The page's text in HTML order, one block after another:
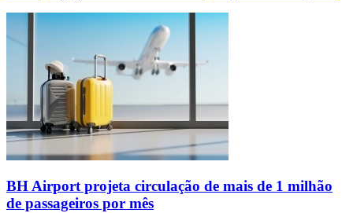
BH Airport projeta circulação de mais de 1 milhão
de passageiros por mês